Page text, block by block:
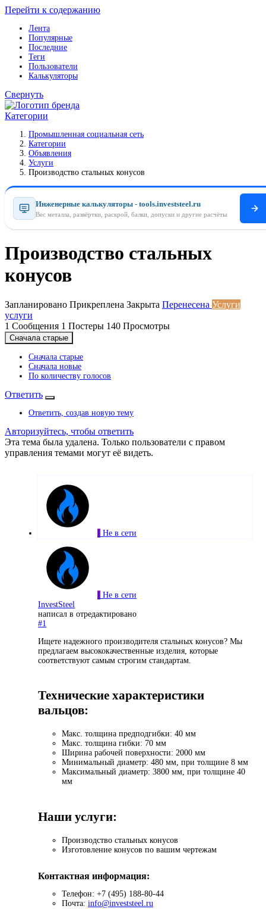
Перейти к содержанию
Лента
Популярные
Последние
Теги
Пользователи
Калькуляторы
Свернуть
Категории
Промышленная социальная сеть
Категории
Объявления
Услуги
Производство стальных конусов
Инженерные калькуляторы - tools.investsteel.ru
Вес металла, развёртки, раскрой, балки, допуски и другие расчёты
Производство стальных
конусов
Запланировано Прикреплена Закрыта Перенесена Услуги
услуги
1 Сообщения 1 Постеры 140 Просмотры
Сначала старые
Сначала старые
Сначала новые
По количеству голосов
Ответить
Ответить, создав новую тему
Авторизуйтесь, чтобы ответить
Эта тема была удалена. Только пользователи с правом
управления темами могут её видеть.
I Не в сети
I Не в сети
InvestSteel
написал в отредактировано
#1
Ищете надежного производителя стальных конусов? Мы
предлагаем высококачественные изделия, которые
соответствуют самым строгим стандартам.
Технические характеристики
вальцов:
Макс. толщина предподгибки: 40 мм
Макс. толщина гибки: 70 мм
Ширина рабочей поверхности: 2000 мм
Минимальный диаметр: 480 мм, при толщине 8 мм
Максимальный диаметр: 3800 мм, при толщине 40
мм
Наши услуги:
Производство стальных конусов
Изготовление конусов по вашим чертежам
Контактная информация:
Телефон: +7 (495) 188-80-44
Почта: info@investsteel.ru